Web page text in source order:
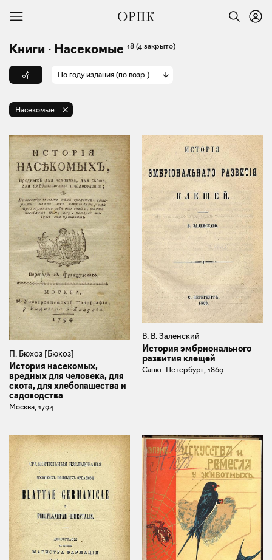
Книги · Насекомые 18 (4 закрыто)
По году издания (по возр.)
Насекомые
П. Бюхоз [Бюкоз]
История насекомых,
вредных для человека, для
скота, для хлебопашества и
садоводства
Москва, 1794
В. В. Заленский
История эмбрионального
развития клещей
Санкт-Петербург, 1869